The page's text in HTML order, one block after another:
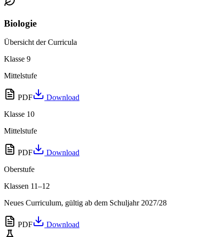
Biologie
Übersicht der Curricula
Klasse 9
Mittelstufe
PDF
Download
Klasse 10
Mittelstufe
PDF
Download
Oberstufe
Klassen 11–12
Neues Curriculum, gültig ab dem Schuljahr 2027/28
PDF Download